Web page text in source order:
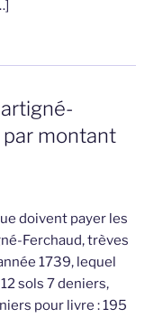
par montant
doivent payer les
Ferchaud, trèves
1739, lequel
sols 7 deniers,
pour livre : 195